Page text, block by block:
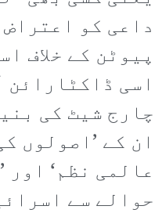
داعی کو
پیوٹن کے خلاف
اسی
چارج شیٹ کی
ان کے ’اصولوں
عالمی نظم‘ اور
حوالے سے